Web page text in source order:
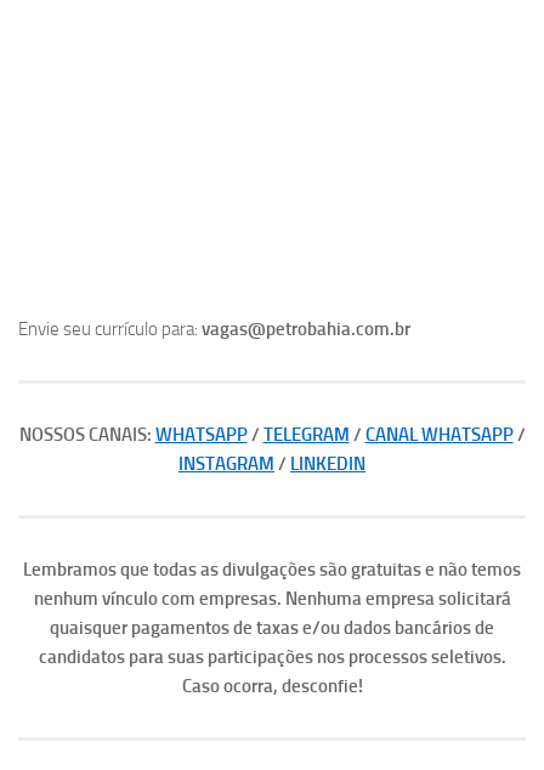
Envie seu currículo para: vagas@petrobahia.com.br
NOSSOS CANAIS: WHATSAPP/ TELEGRAM / CANAL WHATSAPP/
INSTAGRAM / LINKEDIN
Lembramos que todas as divulgações são gratuitas e não temos
nenhum vínculo com empresas. Nenhuma empresa solicitará
quaisquer pagamentos de taxas e/ou dados bancários de
candidatos para suas participações nos processos seletivos.
Caso ocorra, desconfie!